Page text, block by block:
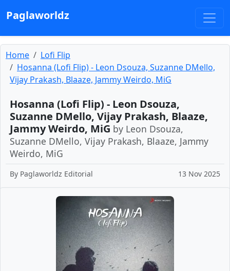
Paglaworldz
Home
Lofi Flip
Hosanna (Lofi Flip) - Leon Dsouza, Suzanne DMello,
Vijay Prakash, Blaaze, Jammy Weirdo, MiG
Hosanna (Lofi Flip) - Leon Dsouza,
Suzanne DMello, Vijay Prakash, Blaaze,
Jammy Weirdo, MiG by Leon Dsouza,
Suzanne DMello, Vijay Prakash, Blaaze, Jammy
Weirdo, MiG
By Paglaworldz Editorial 13 Nov 2025